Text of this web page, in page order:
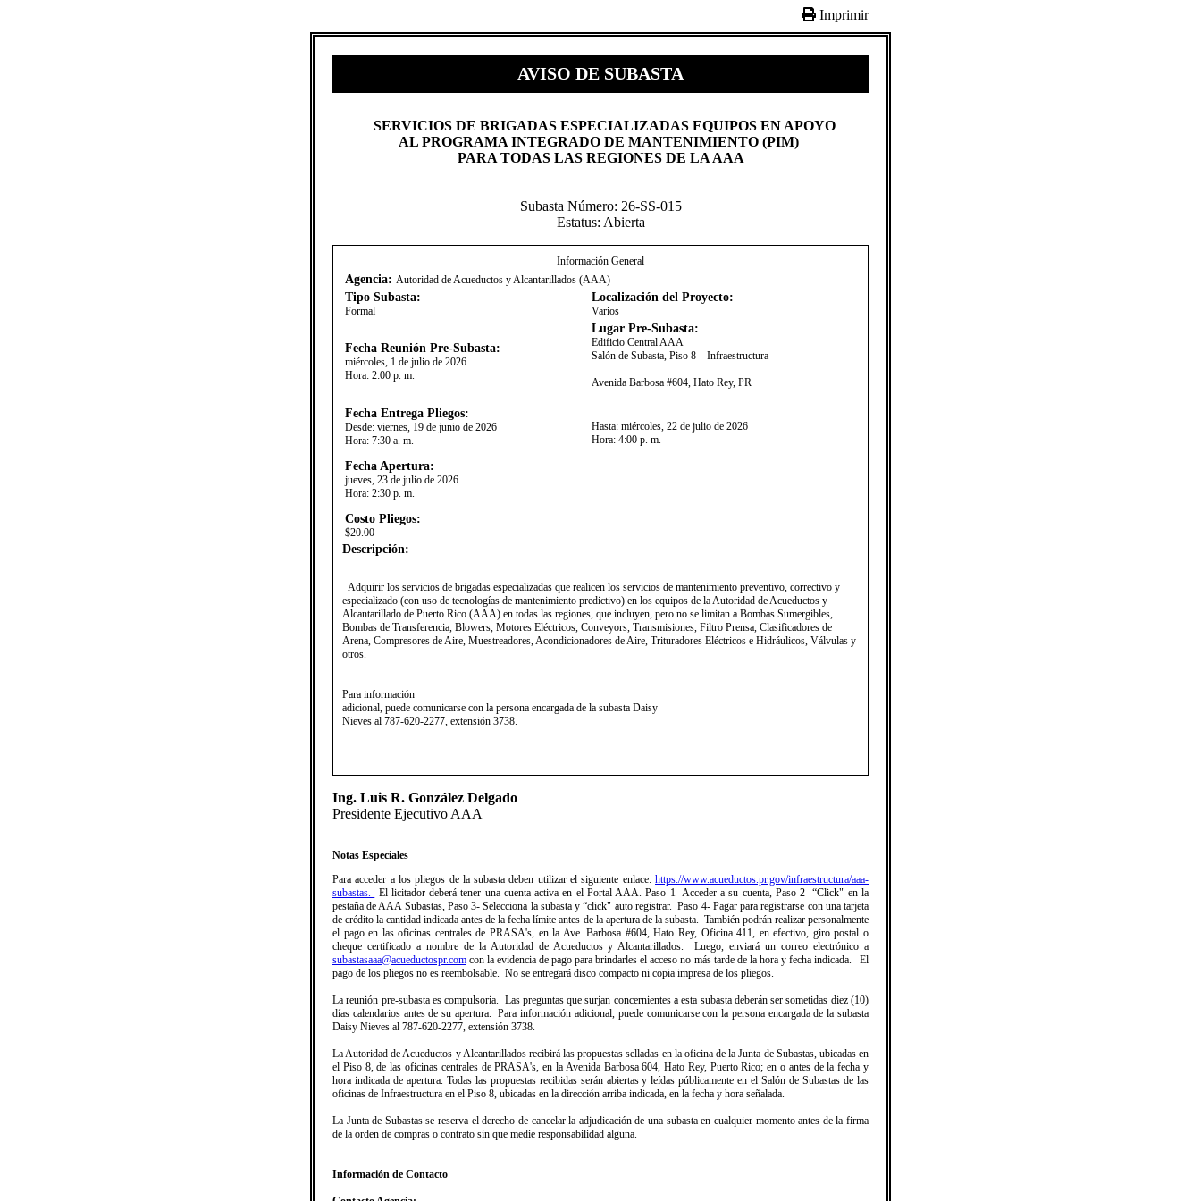
Imprimir
AVISO DE SUBASTA
​​SERVICIOS DE BRIGADAS ESPECIALIZADAS EQUIPOS EN APOYO
AL PROGRAMA INTEGRADO DE MANTENIMIENTO (PIM)
PARA TODAS LAS REGIONES DE LA AAA​
Subasta Número: 26-SS-015
Estatus: Abierta
Información General
Agencia: Autoridad de Acueductos y Alcantarillados (AAA)
Tipo Subasta:
Formal
Localización del Proyecto:
Varios
Fecha Reunión Pre-Subasta:
miércoles, 1 de julio de 2026
Hora: 2:00 p. m.
Lugar Pre-Subasta:
​Edificio Central AAA
Salón de Subasta, Piso 8 – Infraestructura
Avenida Barbosa #604, Hato Rey, PR
Fecha Entrega Pliegos:
Desde: viernes, 19 de junio de 2026
Hora: 7:30 a. m.
Hasta: miércoles, 22 de julio de 2026
Hora: 4:00 p. m.
Fecha Apertura:
jueves, 23 de julio de 2026
Hora: 2:30 p. m.
Costo Pliegos:
$20.00
Descripción:
​Adquirir los servicios de brigadas especializadas que realicen los servicios de mantenimiento preventivo, correctivo y
especializado (con uso de tecnologías de mantenimiento predictivo) en los equipos de la Autoridad de Acueductos y
Alcantarillado de Puerto Rico (AAA) en todas las regiones, que incluyen, pero no se limitan a Bombas Sumergibles,
Bombas de Transferencia, Blowers, Motores Eléctricos, Conveyors, Transmisiones, Filtro Prensa, Clasificadores de
Arena, Compresores de Aire, Muestreadores, Acondicionadores de Aire, Trituradores Eléctricos e Hidráulicos, Válvulas y
otros.
Para información
adicional, puede comunicarse con la persona encargada de la subasta Daisy
Nieves al 787-620-2277, extensión 3738.​
Ing. Luis R. González Delgado
Presidente Ejecutivo AAA
Notas Especiales
Para acceder a los pliegos de la subasta deben utilizar el siguiente enlace: https://www.acueductos.pr.gov/infraestructura/aaa-
subastas.
El licitador deberá tener una cuenta activa en el Portal AAA. Paso 1- Acceder a su cuenta, Paso 2- “Click" en la
pestaña de AAA Subastas, Paso 3- Selecciona la subasta y “click" auto registrar. Paso 4- Pagar para registrarse con una tarjeta
de crédito la cantidad indicada antes de la fecha límite antes de la apertura de la subasta. También podrán realizar personalmente
el pago en las oficinas centrales de PRASA's, en la Ave. Barbosa #604, Hato Rey, Oficina 411, en efectivo, giro postal o
cheque certificado a nombre de la Autoridad de Acueductos y Alcantarillados. Luego, enviará un correo electrónico a
subastasaaa@acueductospr.com con la evidencia de pago para brindarles el acceso no más tarde de la hora y fecha indicada. El
pago de los pliegos no es reembolsable. No se entregará disco compacto ni copia impresa de los pliegos.
La reunión pre-subasta es compulsoria. Las preguntas que surjan concernientes a esta subasta deberán ser sometidas diez (10)
días calendarios antes de su apertura. Para información adicional, puede comunicarse con la persona encargada de la subasta
Daisy Nieves al 787-620-2277, extensión 3738.
La Autoridad de Acueductos y Alcantarillados recibirá las propuestas selladas en la oficina de la Junta de Subastas, ubicadas en
el Piso 8, de las oficinas centrales de PRASA's, en la Avenida Barbosa 604, Hato Rey, Puerto Rico; en o antes de la fecha y
hora indicada de apertura. Todas las propuestas recibidas serán abiertas y leídas públicamente en el Salón de Subastas de las
oficinas de Infraestructura en el Piso 8, ubicadas en la dirección arriba indicada, en la fecha y hora señalada.
La Junta de Subastas se reserva el derecho de cancelar la adjudicación de una subasta en cualquier momento antes de la firma
de la orden de compras o contrato sin que medie responsabilidad alguna.
Información de Contacto